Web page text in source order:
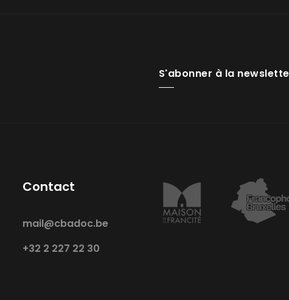
S'abonner à la
Contact
mail@cbadoc.be
+32 2 227 22 30